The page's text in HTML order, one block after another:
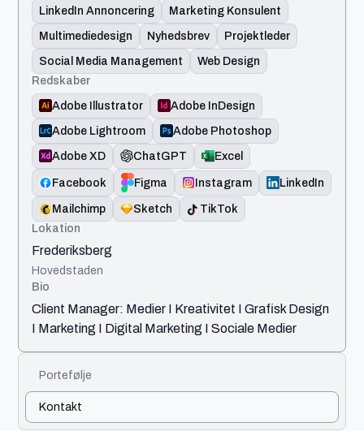
LinkedIn Annoncering
Marketing Konsulent
Multimediedesign
Nyhedsbrev
Projektleder
Social Media Management
Web Design
Redskaber
Adobe Illustrator
Adobe InDesign
Adobe Lightroom
Adobe Photoshop
Adobe XD
ChatGPT
Excel
Facebook
Figma Instagram
LinkedIn
Mailchimp
Sketch
TikTok
Lokation
Frederiksberg
Hovedstaden
Bio
Client Manager: Medier I Kreativitet I Grafisk Design
I Marketing I Digital Marketing I Sociale Medier
Portefølje
Kontakt